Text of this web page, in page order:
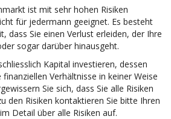
ist mit sehr hohen Risiken
für jedermann geeignet. Es besteht
dass Sie einen Verlust erleiden, der Ihre
sogar darüber hinausgeht.
Kapital investieren, dessen
Verhältnisse in keiner Weise
Sie sich, dass Sie alle Risiken
den Risiken kontaktieren Sie bitte Ihren
Detail über alle Risiken auf.